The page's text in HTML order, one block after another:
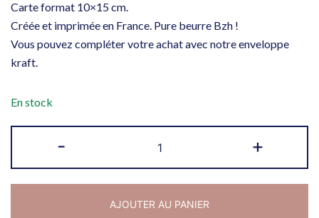
Carte format 10×15 cm.
Créée et imprimée en France. Pure beurre Bzh !
Vous pouvez compléter votre achat avec notre enveloppe
kraft.
En stock
-
de
Carte
"Des
+
AJOUTER AU PANIER